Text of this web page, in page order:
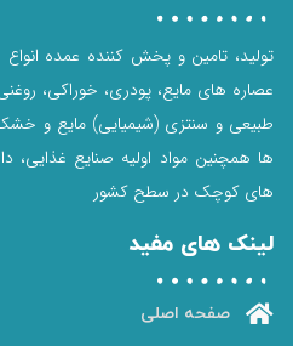
تولید، تامین و پخش کننده عمده
عصاره های مایع، پودری، خوراکی،
طبیعی و سنتزی (شیمیایی) مایع و
ها همچنین مواد اولیه صنایع غذایی،
های کوچک در سطح کشور
لینک های مفید
صفحه اصلی